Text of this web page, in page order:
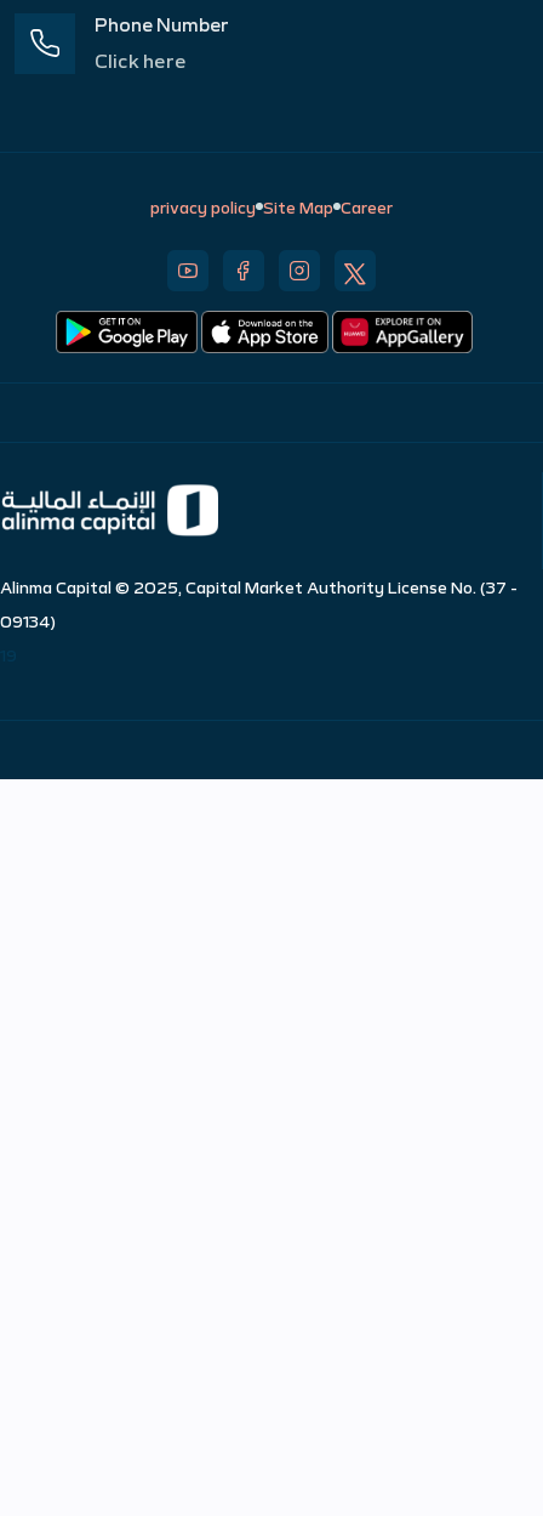
Phone Number
Click here
privacy policy Site Map Career
Alinma Capital © 2025, Capital Market Authority License No. (37 -
09134)